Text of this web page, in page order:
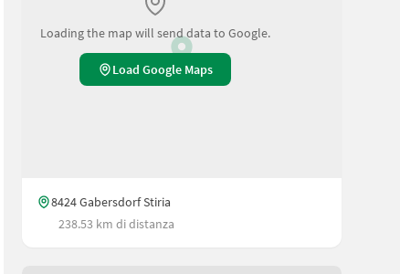
Loading the map will send data to Google.
Load Google Maps
8424 Gabersdorf Stiria
238.53 km di distanza